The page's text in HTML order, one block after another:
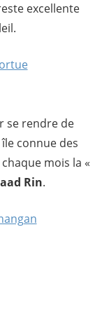
excellente
se rendre de
connue des
mois la «
Rin.